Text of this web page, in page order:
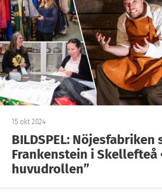
15 okt 2024
BILDSPEL:
Frankenstein i Skellefteå
huvudrollen”